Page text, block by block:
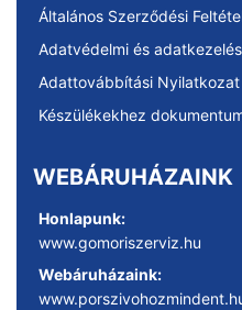
Általános Szerződési
Adatvédelmi és
Adattovábbítási Nyilatkozat
Készülékekhez
WEBÁRUHÁZAINK
Honlapunk:
www.gomoriszerviz.hu
Webáruházaink: